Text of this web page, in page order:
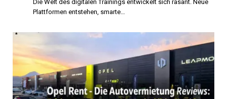
Die Welt des digitalen Trainings entwickelt sich rasant. Neue
Plattformen entstehen, smarte…